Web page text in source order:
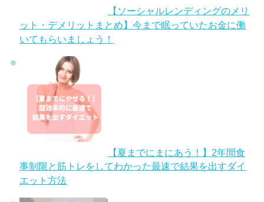
【ソーシャルレンディングのメリ
ット・デメリットまとめ】今まで眠っていたお金に働
いてもらいましょう！
【夏までにまにあう！】2年間食
事制限と筋トレをしてわかった最速で結果を出すダイ
エット方法